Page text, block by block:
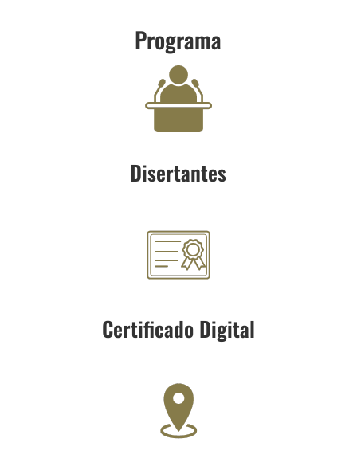
Programa
Disertantes
Certificado Digital